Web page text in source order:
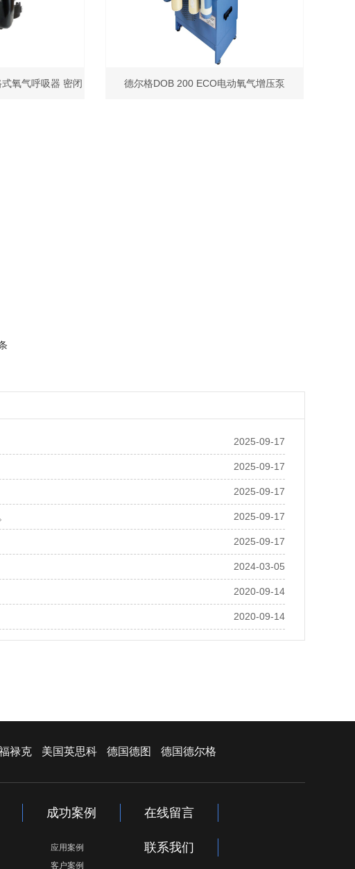
氧气呼吸器 密闭 德尔格DOB 200 ECO电动氧气增压泵
2025-09-17
2025-09-17
2025-09-17
2025-09-17
2025-09-17
2024-03-05
2020-09-14
2020-09-14
禄克 美国英思科 德国德图 德国德尔格
成功案例
应用案例
客户案例
在线留言
联系我们